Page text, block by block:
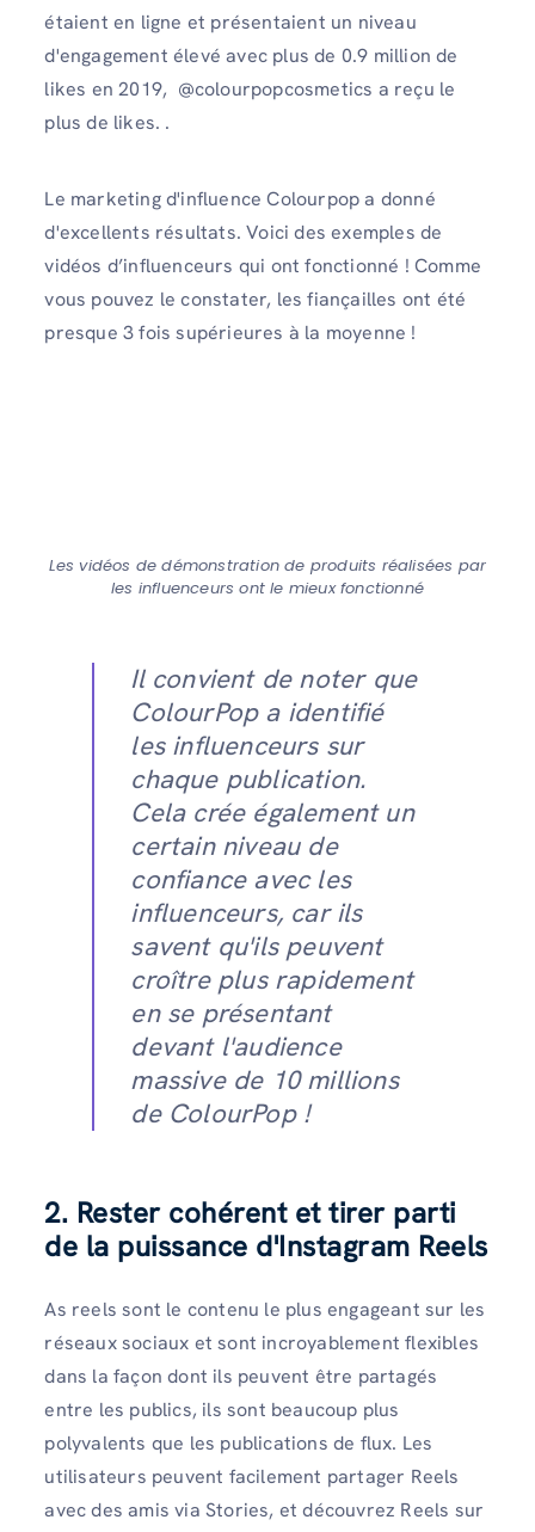
étaient en ligne et présentaient un niveau
d'engagement élevé avec plus de 0.9 million de
likes en 2019, @colourpopcosmetics a reçu le
plus de likes. .
Le marketing d'influence Colourpop a donné
d'excellents résultats. Voici des exemples de
vidéos d’influenceurs qui ont fonctionné ! Comme
vous pouvez le constater, les fiançailles ont été
presque 3 fois supérieures à la moyenne !
Les vidéos de démonstration de produits réalisées par
les influenceurs ont le mieux fonctionné
Il convient de noter que
ColourPop a identifié
les influenceurs sur
chaque publication.
Cela crée également un
certain niveau de
confiance avec les
influenceurs, car ils
savent qu'ils peuvent
croître plus rapidement
en se présentant
devant l'audience
massive de 10 millions
de ColourPop !
2. Rester cohérent et tirer parti
de la puissance d'Instagram Reels
As reels sont le contenu le plus engageant sur les
réseaux sociaux et sont incroyablement flexibles
dans la façon dont ils peuvent être partagés
entre les publics, ils sont beaucoup plus
polyvalents que les publications de flux. Les
utilisateurs peuvent facilement partager Reels
avec des amis via Stories, et découvrez Reels sur